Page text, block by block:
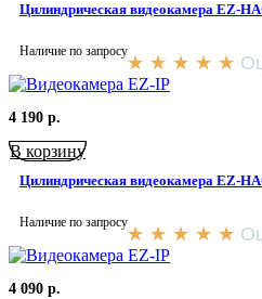
Цилиндрическая видеокамера EZ-
Наличие по запросу
★ ★ ★ ★ ★
4 190 р.
В корзину
Цилиндрическая видеокамера EZ-
Наличие по запросу
★ ★ ★ ★ ★
4 090 р.